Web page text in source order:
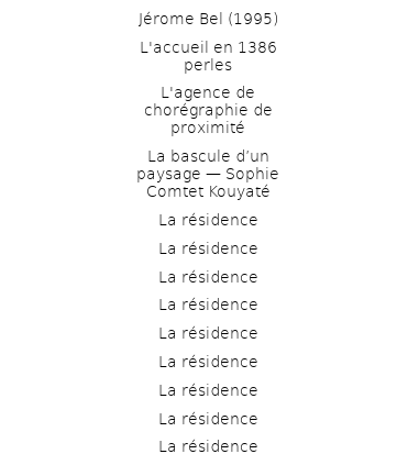
Jérome Bel (1995)
L'accueil en 1386
perles
L'agence de
chorégraphie de
proximité
La bascule d’un
paysage — Sophie
Comtet Kouyaté
La résidence
La résidence
La résidence
La résidence
La résidence
La résidence
La résidence
La résidence
La résidence